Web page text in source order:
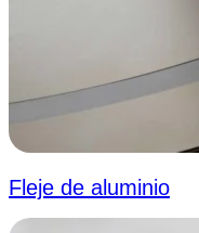
Fleje de aluminio